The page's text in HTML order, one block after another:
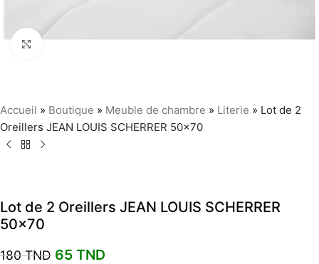
Accueil » Boutique » Meuble de chambre » Literie » Lot de 2
Oreillers JEAN LOUIS SCHERRER 50×70
Lot de 2 Oreillers JEAN LOUIS SCHERRER
50×70
180TND 65 TND